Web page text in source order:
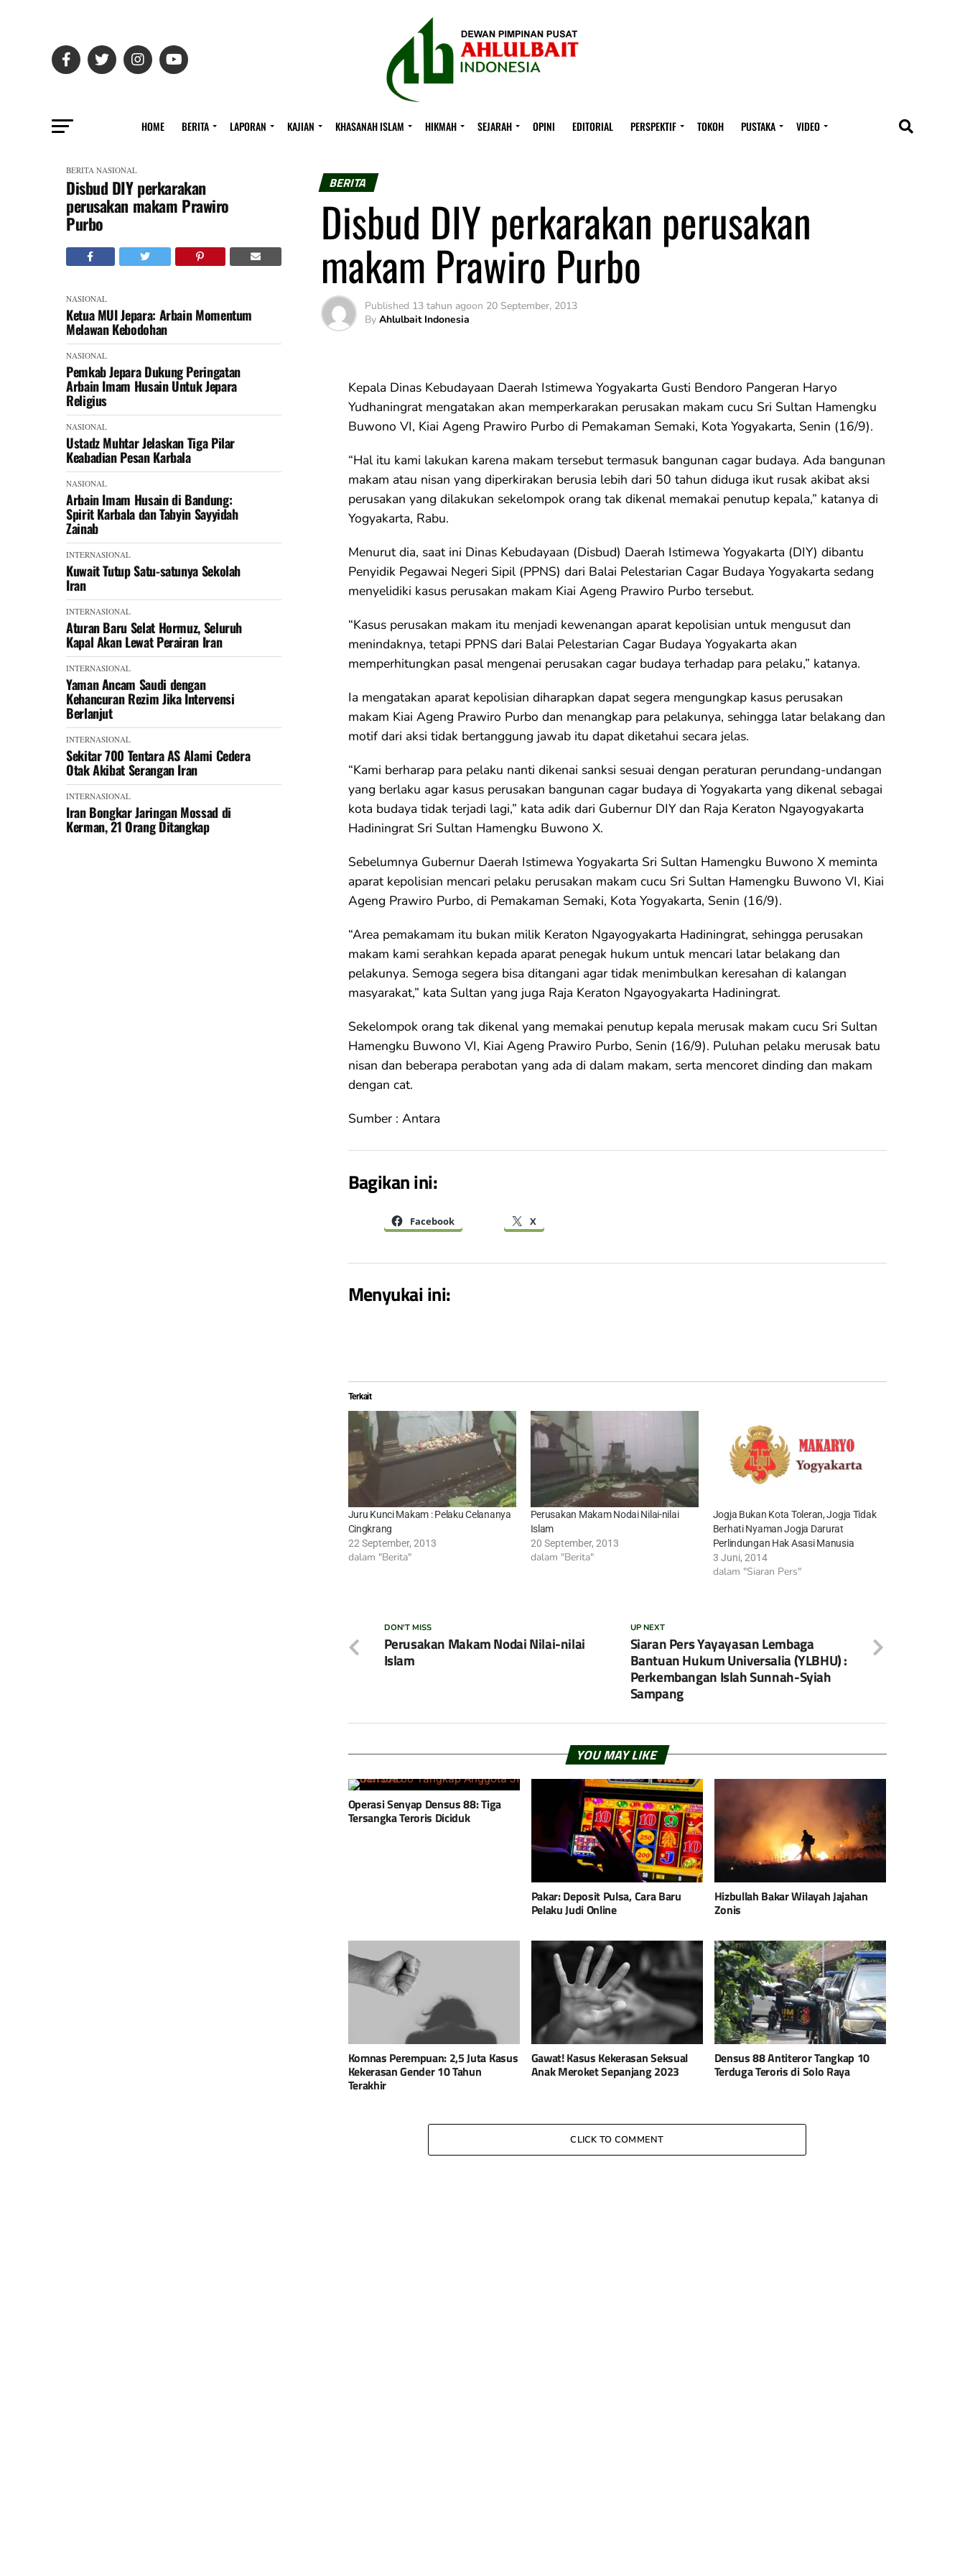
HOME BERITA LAPORAN KAJIAN KHASANAH ISLAM HIKMAH SEJARAH OPINI EDITORIAL PERSPEKTIF TOKOH PUSTAKA VIDEO
BERITA NASIONAL
Disbud DIY perkarakan
perusakan makam Prawiro
Purbo
NASIONAL
Ketua MUI Jepara: Arbain Momentum
Melawan Kebodohan
NASIONAL
Pemkab Jepara Dukung Peringatan
Arbain Imam Husain Untuk Jepara
Religius
NASIONAL
Ustadz Muhtar Jelaskan Tiga Pilar
Keabadian Pesan Karbala
NASIONAL
Arbain Imam Husain di Bandung:
Spirit Karbala dan Tabyin Sayyidah
Zainab
INTERNASIONAL
Kuwait Tutup Satu-satunya Sekolah
Iran
INTERNASIONAL
Aturan Baru Selat Hormuz, Seluruh
Kapal Akan Lewat Perairan Iran
INTERNASIONAL
Yaman Ancam Saudi dengan
Kehancuran Rezim Jika Intervensi
Berlanjut
INTERNASIONAL
Sekitar 700 Tentara AS Alami Cedera
Otak Akibat Serangan Iran
INTERNASIONAL
Iran Bongkar Jaringan Mossad di
Kerman, 21 Orang Ditangkap
BERITA
Disbud DIY perkarakan perusakan
makam Prawiro Purbo
Published 13 tahun agoon 20 September, 2013
By Ahlulbait Indonesia
Kepala Dinas Kebudayaan Daerah Istimewa Yogyakarta Gusti Bendoro Pangeran Haryo
Yudhaningrat mengatakan akan memperkarakan perusakan makam cucu Sri Sultan Hamengku
Buwono VI, Kiai Ageng Prawiro Purbo di Pemakaman Semaki, Kota Yogyakarta, Senin (16/9).
“Hal itu kami lakukan karena makam tersebut termasuk bangunan cagar budaya. Ada bangunan
makam atau nisan yang diperkirakan berusia lebih dari 50 tahun diduga ikut rusak akibat aksi
perusakan yang dilakukan sekelompok orang tak dikenal memakai penutup kepala,” katanya di
Yogyakarta, Rabu.
Menurut dia, saat ini Dinas Kebudayaan (Disbud) Daerah Istimewa Yogyakarta (DIY) dibantu
Penyidik Pegawai Negeri Sipil (PPNS) dari Balai Pelestarian Cagar Budaya Yogyakarta sedang
menyelidiki kasus perusakan makam Kiai Ageng Prawiro Purbo tersebut.
“Kasus perusakan makam itu menjadi kewenangan aparat kepolisian untuk mengusut dan
menindaknya, tetapi PPNS dari Balai Pelestarian Cagar Budaya Yogyakarta akan
memperhitungkan pasal mengenai perusakan cagar budaya terhadap para pelaku,” katanya.
Ia mengatakan aparat kepolisian diharapkan dapat segera mengungkap kasus perusakan
makam Kiai Ageng Prawiro Purbo dan menangkap para pelakunya, sehingga latar belakang dan
motif dari aksi tidak bertanggung jawab itu dapat diketahui secara jelas.
“Kami berharap para pelaku nanti dikenai sanksi sesuai dengan peraturan perundang-undangan
yang berlaku agar kasus perusakan bangunan cagar budaya di Yogyakarta yang dikenal sebagai
kota budaya tidak terjadi lagi,” kata adik dari Gubernur DIY dan Raja Keraton Ngayogyakarta
Hadiningrat Sri Sultan Hamengku Buwono X.
Sebelumnya Gubernur Daerah Istimewa Yogyakarta Sri Sultan Hamengku Buwono X meminta
aparat kepolisian mencari pelaku perusakan makam cucu Sri Sultan Hamengku Buwono VI, Kiai
Ageng Prawiro Purbo, di Pemakaman Semaki, Kota Yogyakarta, Senin (16/9).
“Area pemakamam itu bukan milik Keraton Ngayogyakarta Hadiningrat, sehingga perusakan
makam kami serahkan kepada aparat penegak hukum untuk mencari latar belakang dan
pelakunya. Semoga segera bisa ditangani agar tidak menimbulkan keresahan di kalangan
masyarakat,” kata Sultan yang juga Raja Keraton Ngayogyakarta Hadiningrat.
Sekelompok orang tak dikenal yang memakai penutup kepala merusak makam cucu Sri Sultan
Hamengku Buwono VI, Kiai Ageng Prawiro Purbo, Senin (16/9). Puluhan pelaku merusak batu
nisan dan beberapa perabotan yang ada di dalam makam, serta mencoret dinding dan makam
dengan cat.
Sumber : Antara
Bagikan ini:
Facebook X
Menyukai ini:
Terkait
Juru Kunci Makam : Pelaku Celananya
Cingkrang
22 September, 2013
dalam "Berita"
Perusakan Makam Nodai Nilai-nilai
Islam
20 September, 2013
dalam "Berita"
Jogja Bukan Kota Toleran, Jogja Tidak
Berhati Nyaman Jogja Darurat
Perlindungan Hak Asasi Manusia
3 Juni, 2014
dalam "Siaran Pers"
UP NEXT
Siaran Pers Yayayasan Lembaga
Bantuan Hukum Universalia (YLBHU) :
Perkembangan Islah Sunnah-Syiah
Sampang
DON'T MISS
Perusakan Makam Nodai Nilai-nilai
Islam
YOU MAY LIKE
Operasi Senyap Densus 88: Tiga
Tersangka Teroris Diciduk
Pakar: Deposit Pulsa, Cara Baru
Pelaku Judi Online
Hizbullah Bakar Wilayah Jajahan
Zonis
Komnas Perempuan: 2,5 Juta Kasus
Kekerasan Gender 10 Tahun
Terakhir
Gawat! Kasus Kekerasan Seksual
Anak Meroket Sepanjang 2023
Densus 88 Antiteror Tangkap 10
Terduga Teroris di Solo Raya
CLICK TO COMMENT